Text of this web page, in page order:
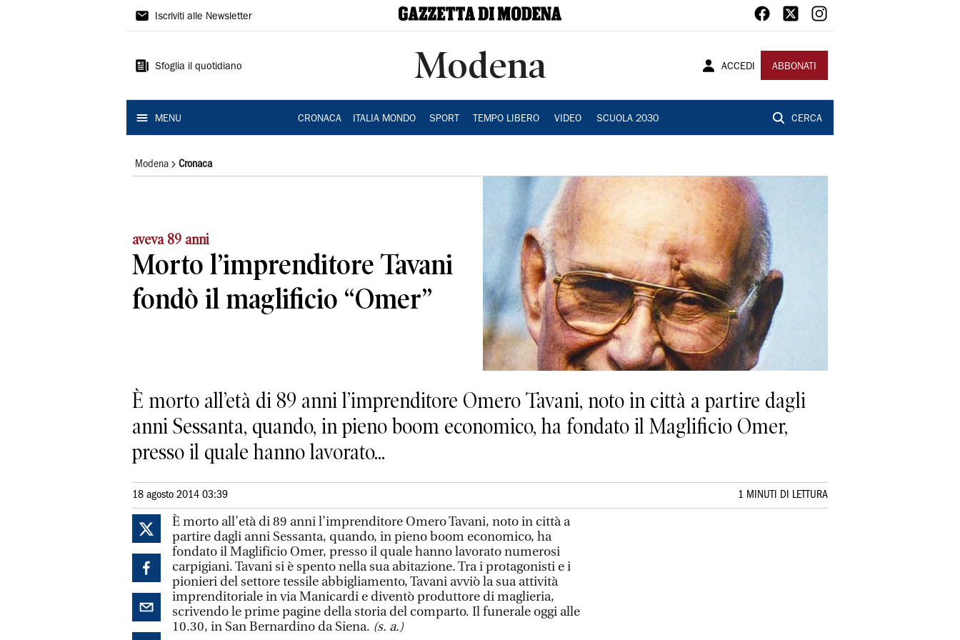
Gazzetta
Modena
Iscriviti alle Newsletter
Sfoglia il quotidiano Modena ACCEDI ABBONATI
MENU CRONACA ITALIA MONDO SPORT TEMPO LIBERO VIDEO SCUOLA 2030 CERCA
Modena Cronaca
aveva 89 anni
Morto l’imprenditore Tavani
fondò il maglificio “Omer”
È morto all’età di 89 anni l’imprenditore Omero Tavani, noto in città a partire dagli
anni Sessanta, quando, in pieno boom economico, ha fondato il Maglificio Omer,
presso il quale hanno lavorato...
18 agosto 2014 03:39 1 MINUTI DI LETTURA
È morto all’età di 89 anni l’imprenditore Omero Tavani, noto in città a
partire dagli anni Sessanta, quando, in pieno boom economico, ha
fondato il Maglificio Omer, presso il quale hanno lavorato numerosi
carpigiani. Tavani si è spento nella sua abitazione. Tra i protagonisti e i
pionieri del settore tessile abbigliamento, Tavani avviò la sua attività
imprenditoriale in via Manicardi e diventò produttore di maglieria,
scrivendo le prime pagine della storia del comparto. Il funerale oggi alle
10.30, in San Bernardino da Siena. (s. a.)